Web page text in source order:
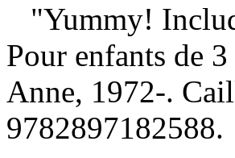
"Yummy!
Pour enfants de
Anne, 1972-.
9782897182588.